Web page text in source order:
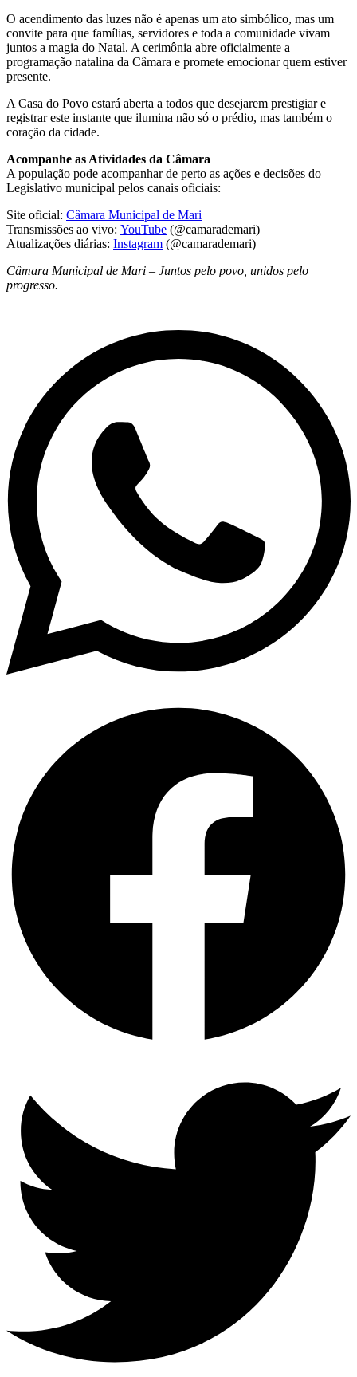
O acendimento das luzes não é apenas um ato simbólico, mas um
convite para que famílias, servidores e toda a comunidade vivam
juntos a magia do Natal. A cerimônia abre oficialmente a
programação natalina da Câmara e promete emocionar quem estiver
presente.
A Casa do Povo estará aberta a todos que desejarem prestigiar e
registrar este instante que ilumina não só o prédio, mas também o
coração da cidade.
Acompanhe as Atividades da Câmara
A população pode acompanhar de perto as ações e decisões do
Legislativo municipal pelos canais oficiais:
Site oficial: Câmara Municipal de Mari
Transmissões ao vivo: YouTube (@camarademari)
Atualizações diárias: Instagram (@camarademari)
Câmara Municipal de Mari – Juntos pelo povo, unidos pelo
progresso.